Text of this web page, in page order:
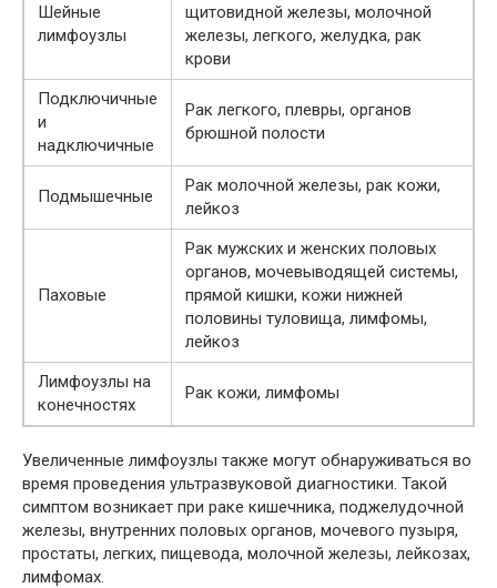
Шейные
лимфоузлы
щитовидной железы, молочной
железы, легкого, желудка, рак
крови
Подключичные
и
надключичные
Рак легкого, плевры, органов
брюшной полости
Подмышечные
Рак молочной железы, рак кожи,
лейкоз
Паховые
Рак мужских и женских половых
органов, мочевыводящей системы,
прямой кишки, кожи нижней
половины туловища, лимфомы,
лейкоз
Лимфоузлы на
конечностях
Рак кожи, лимфомы
Увеличенные лимфоузлы также могут обнаруживаться во
время проведения ультразвуковой диагностики. Такой
симптом возникает при раке кишечника, поджелудочной
железы, внутренних половых органов, мочевого пузыря,
простаты, легких, пищевода, молочной железы, лейкозах,
лимфомах.